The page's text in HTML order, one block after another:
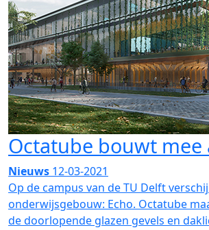
Octatube bouwt mee
Nieuws 12-03-2021
Op de campus van de TU Delft
onderwijsgebouw: Echo. Octatube
de doorlopende glazen gevels en